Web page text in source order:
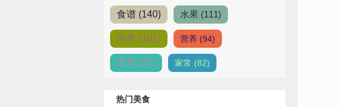
食谱 (140) 水果 (111)
冬季 (101) 营养 (94)
夏季 (90) 家常 (82)
热门美食